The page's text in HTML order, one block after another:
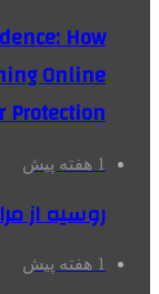
How
Online
Protection
1 هفته پیش
روسیه از
1 هفته پیش